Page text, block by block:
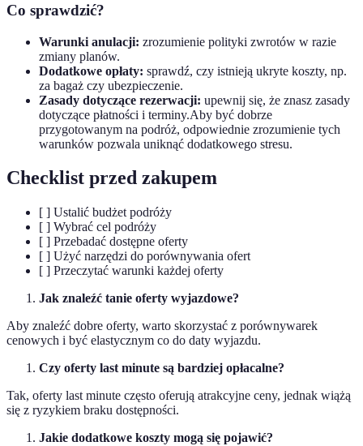
Co sprawdzić?
Warunki anulacji: zrozumienie polityki zwrotów w razie
zmiany planów.
Dodatkowe opłaty: sprawdź, czy istnieją ukryte koszty, np.
za bagaż czy ubezpieczenie.
Zasady dotyczące rezerwacji: upewnij się, że znasz zasady
dotyczące płatności i terminy.Aby być dobrze
przygotowanym na podróż, odpowiednie zrozumienie tych
warunków pozwala uniknąć dodatkowego stresu.
Checklist przed zakupem
[ ] Ustalić budżet podróży
[ ] Wybrać cel podróży
[ ] Przebadać dostępne oferty
[ ] Użyć narzędzi do porównywania ofert
[ ] Przeczytać warunki każdej oferty
Jak znaleźć tanie oferty wyjazdowe?
Aby znaleźć dobre oferty, warto skorzystać z porównywarek
cenowych i być elastycznym co do daty wyjazdu.
Czy oferty last minute są bardziej opłacalne?
Tak, oferty last minute często oferują atrakcyjne ceny, jednak wiążą
się z ryzykiem braku dostępności.
Jakie dodatkowe koszty mogą się pojawić?